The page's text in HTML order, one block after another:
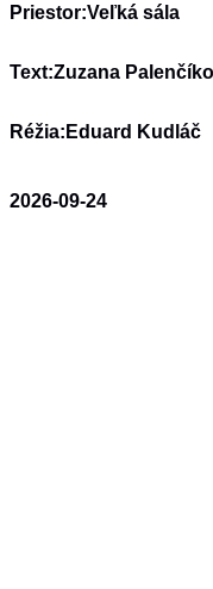
Priestor:Veľká sála
Text:Zuzana
Réžia: Eduard Kudláč
2026-09-24